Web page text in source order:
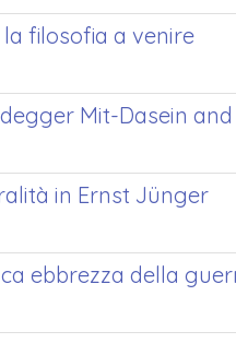
filosofia a venire
Mit-Dasein
in Ernst Jünger
ebbrezza della